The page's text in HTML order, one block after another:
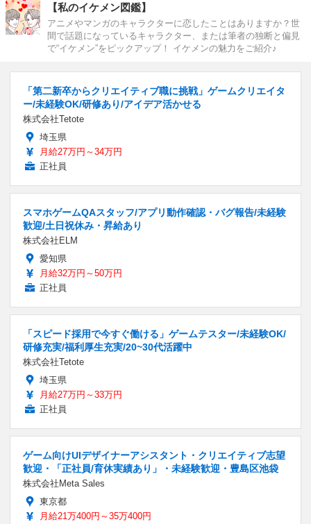
【私のイケメン図鑑】
アニメやマンガのキャラクターに恋したことはありますか？世
間で話題になっているキャラクター、または筆者の独断と偏見
で“イケメン”をピックアップ！ イケメンの魅力をご紹介♪
「第二新卒からクリエイティブ職に挑戦」ゲームクリエイタ
ー/未経験OK/研修あり/アイデア活かせる
株式会社Tetote
埼玉県
月給27万円～34万円
正社員
スマホゲームQAスタッフ/アプリ動作確認・バグ報告/未経験
歓迎/土日祝休み・昇給あり
株式会社ELM
愛知県
月給32万円～50万円
正社員
「スピード採用で今すぐ働ける」ゲームテスター/未経験OK/
研修充実/福利厚生充実/20~30代活躍中
株式会社Tetote
埼玉県
月給27万円～33万円
正社員
ゲーム向けUIデザイナーアシスタント・クリエイティブ志望
歓迎・「正社員/育休実績あり」・未経験歓迎・豊島区池袋
株式会社Meta Sales
東京都
月給21万400円～35万400円